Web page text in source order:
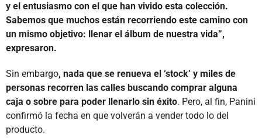
y el entusiasmo con el que han vivido esta colección.
Sabemos que muchos están recorriendo este camino con
un mismo objetivo: llenar el álbum de nuestra vida”,
expresaron.
Sin embargo, nada que se renueva el ‘stock’ y miles de
personas recorren las calles buscando comprar alguna
caja o sobre para poder llenarlo sin éxito. Pero, al fin, Panini
confirmó la fecha en que volverán a vender todo lo del
producto.